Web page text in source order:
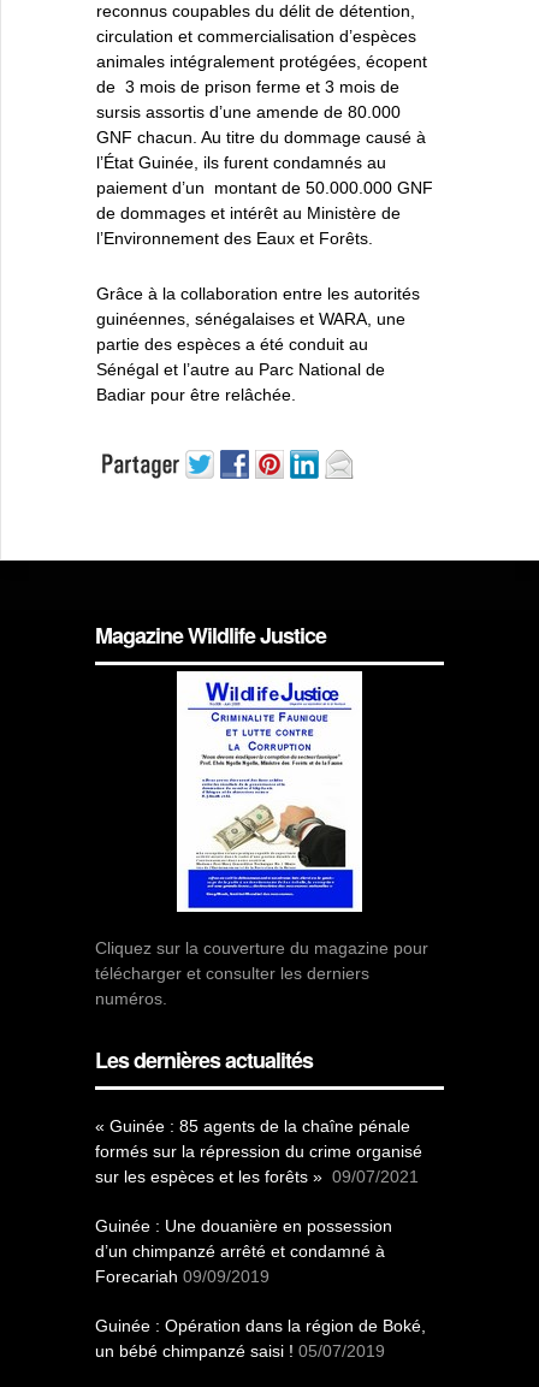
reconnus coupables du délit de détention,
circulation et commercialisation d’espèces
animales intégralement protégées, écopent
de 3 mois de prison ferme et 3 mois de
sursis assortis d’une amende de 80.000
GNF chacun. Au titre du dommage causé à
l’État Guinée, ils furent condamnés au
paiement d’un montant de 50.000.000 GNF
de dommages et intérêt au Ministère de
l’Environnement des Eaux et Forêts.
Grâce à la collaboration entre les autorités
guinéennes, sénégalaises et WARA, une
partie des espèces a été conduit au
Sénégal et l’autre au Parc National de
Badiar pour être relâchée.
Magazine Wildlife Justice
Cliquez sur la couverture du magazine pour
télécharger et consulter les derniers
numéros.
Les dernières actualités
« Guinée : 85 agents de la chaîne pénale
formés sur la répression du crime organisé
sur les espèces et les forêts » 09/07/2021
Guinée : Une douanière en possession
d’un chimpanzé arrêté et condamné à
Forecariah 09/09/2019
Guinée : Opération dans la région de Boké,
un bébé chimpanzé saisi ! 05/07/2019